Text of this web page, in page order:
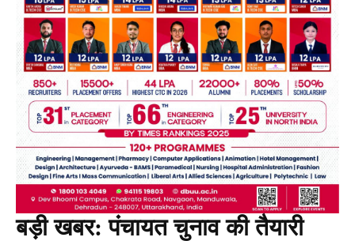
बड़ी खबर: पंचायत चुनाव की तैयारी